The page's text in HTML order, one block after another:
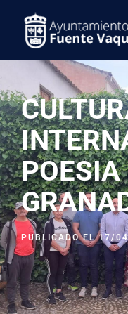
POESIA
PUBLICADO EL17/